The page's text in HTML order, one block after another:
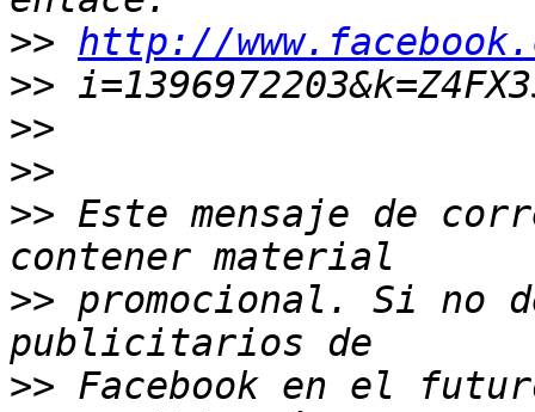
>> http://
>>
>>
>>
>> Este mensaje de
>> promocional. Si no
>> Facebook en el